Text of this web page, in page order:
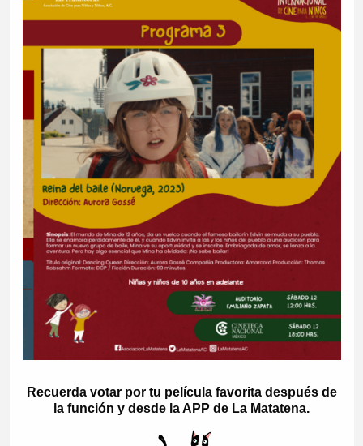
Recuerda votar por tu película favorita después de
la función y desde la APP de La Matatena.